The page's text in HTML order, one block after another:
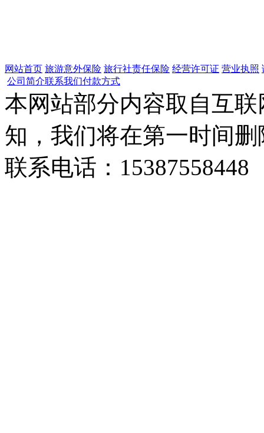
网站首页 旅游意外保险 旅行社责任保险 经营许可证 营业执照
公司简介联系我们付款方式
本网站部分内容取自互
知，我们将在第一时间
联系电话：15387558448